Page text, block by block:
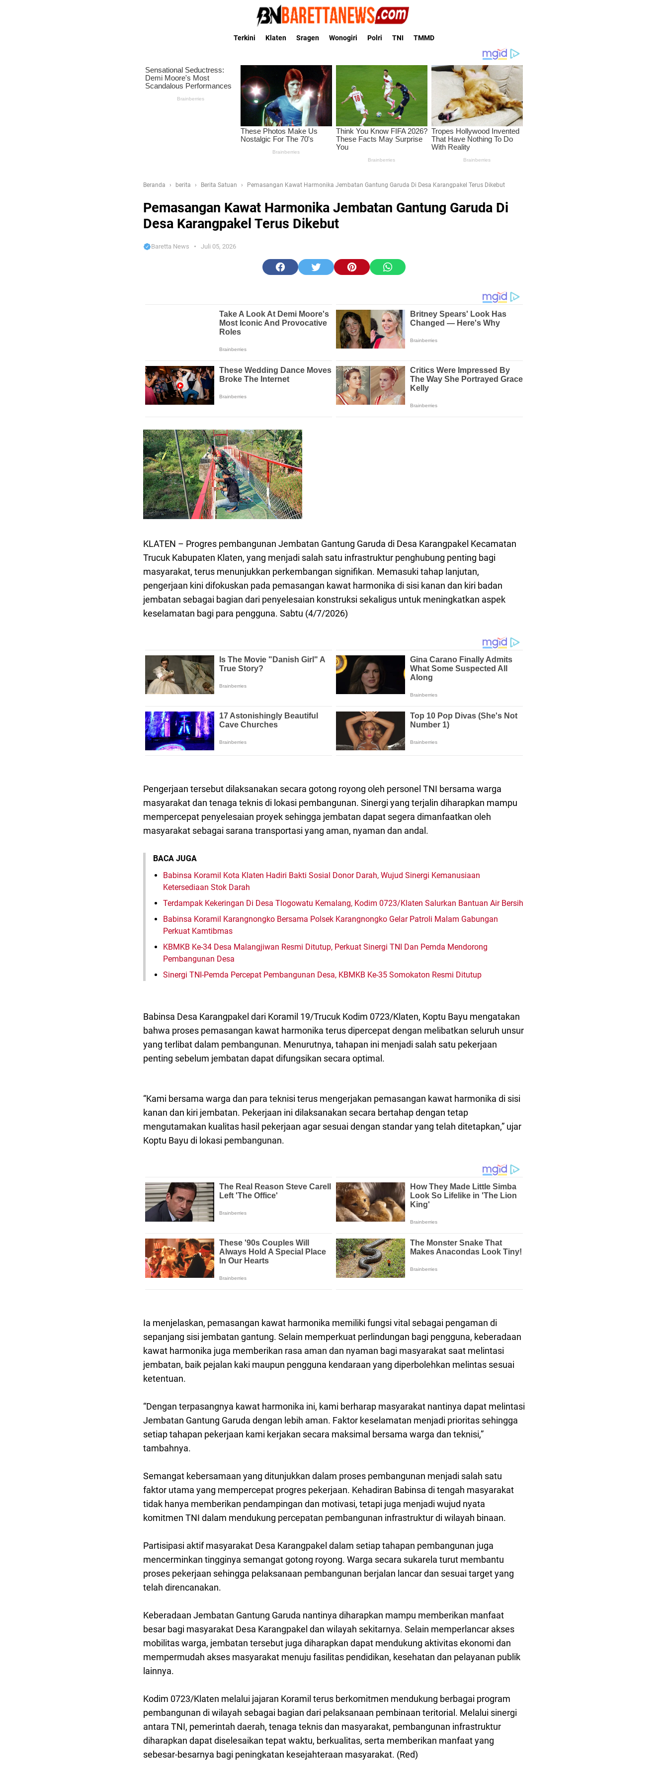
Terkini Klaten Sragen Wonogiri Polri TNI TMMD
Beranda berita Berita Satuan Pemasangan Kawat Harmonika Jembatan Gantung Garuda Di Desa Karangpakel Terus Dikebut
Pemasangan Kawat Harmonika Jembatan Gantung Garuda Di
Desa Karangpakel Terus Dikebut
Baretta News Juli 05, 2026
KLATEN – Progres pembangunan Jembatan Gantung Garuda di Desa Karangpakel Kecamatan
Trucuk Kabupaten Klaten, yang menjadi salah satu infrastruktur penghubung penting bagi
masyarakat, terus menunjukkan perkembangan signifikan. Memasuki tahap lanjutan,
pengerjaan kini difokuskan pada pemasangan kawat harmonika di sisi kanan dan kiri badan
jembatan sebagai bagian dari penyelesaian konstruksi sekaligus untuk meningkatkan aspek
keselamatan bagi para pengguna. Sabtu (4/7/2026)
Pengerjaan tersebut dilaksanakan secara gotong royong oleh personel TNI bersama warga
masyarakat dan tenaga teknis di lokasi pembangunan. Sinergi yang terjalin diharapkan mampu
mempercepat penyelesaian proyek sehingga jembatan dapat segera dimanfaatkan oleh
masyarakat sebagai sarana transportasi yang aman, nyaman dan andal.
BACA JUGA
Babinsa Koramil Kota Klaten Hadiri Bakti Sosial Donor Darah, Wujud Sinergi Kemanusiaan
Ketersediaan Stok Darah
Terdampak Kekeringan Di Desa Tlogowatu Kemalang, Kodim 0723/Klaten Salurkan Bantuan Air Bersih
Babinsa Koramil Karangnongko Bersama Polsek Karangnongko Gelar Patroli Malam Gabungan
Perkuat Kamtibmas
KBMKB Ke-34 Desa Malangjiwan Resmi Ditutup, Perkuat Sinergi TNI Dan Pemda Mendorong
Pembangunan Desa
Sinergi TNI-Pemda Percepat Pembangunan Desa, KBMKB Ke-35 Somokaton Resmi Ditutup
Babinsa Desa Karangpakel dari Koramil 19/Trucuk Kodim 0723/Klaten, Koptu Bayu mengatakan
bahwa proses pemasangan kawat harmonika terus dipercepat dengan melibatkan seluruh unsur
yang terlibat dalam pembangunan. Menurutnya, tahapan ini menjadi salah satu pekerjaan
penting sebelum jembatan dapat difungsikan secara optimal.
“Kami bersama warga dan para teknisi terus mengerjakan pemasangan kawat harmonika di sisi
kanan dan kiri jembatan. Pekerjaan ini dilaksanakan secara bertahap dengan tetap
mengutamakan kualitas hasil pekerjaan agar sesuai dengan standar yang telah ditetapkan,” ujar
Koptu Bayu di lokasi pembangunan.
Ia menjelaskan, pemasangan kawat harmonika memiliki fungsi vital sebagai pengaman di
sepanjang sisi jembatan gantung. Selain memperkuat perlindungan bagi pengguna, keberadaan
kawat harmonika juga memberikan rasa aman dan nyaman bagi masyarakat saat melintasi
jembatan, baik pejalan kaki maupun pengguna kendaraan yang diperbolehkan melintas sesuai
ketentuan.
“Dengan terpasangnya kawat harmonika ini, kami berharap masyarakat nantinya dapat melintasi
Jembatan Gantung Garuda dengan lebih aman. Faktor keselamatan menjadi prioritas sehingga
setiap tahapan pekerjaan kami kerjakan secara maksimal bersama warga dan teknisi,”
tambahnya.
Semangat kebersamaan yang ditunjukkan dalam proses pembangunan menjadi salah satu
faktor utama yang mempercepat progres pekerjaan. Kehadiran Babinsa di tengah masyarakat
tidak hanya memberikan pendampingan dan motivasi, tetapi juga menjadi wujud nyata
komitmen TNI dalam mendukung percepatan pembangunan infrastruktur di wilayah binaan.
Partisipasi aktif masyarakat Desa Karangpakel dalam setiap tahapan pembangunan juga
mencerminkan tingginya semangat gotong royong. Warga secara sukarela turut membantu
proses pekerjaan sehingga pelaksanaan pembangunan berjalan lancar dan sesuai target yang
telah direncanakan.
Keberadaan Jembatan Gantung Garuda nantinya diharapkan mampu memberikan manfaat
besar bagi masyarakat Desa Karangpakel dan wilayah sekitarnya. Selain memperlancar akses
mobilitas warga, jembatan tersebut juga diharapkan dapat mendukung aktivitas ekonomi dan
mempermudah akses masyarakat menuju fasilitas pendidikan, kesehatan dan pelayanan publik
lainnya.
Kodim 0723/Klaten melalui jajaran Koramil terus berkomitmen mendukung berbagai program
pembangunan di wilayah sebagai bagian dari pelaksanaan pembinaan teritorial. Melalui sinergi
antara TNI, pemerintah daerah, tenaga teknis dan masyarakat, pembangunan infrastruktur
diharapkan dapat diselesaikan tepat waktu, berkualitas, serta memberikan manfaat yang
sebesar-besarnya bagi peningkatan kesejahteraan masyarakat. (Red)